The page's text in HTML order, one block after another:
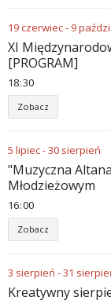
19czerwiec- 9
XI
[PROGRAM]
18 30
Zobacz
5 lipiec-30 sierpień
"Muzyczna
Młodzieżowym
16 00
Zobacz
3 sierpień -31
Kreatywny